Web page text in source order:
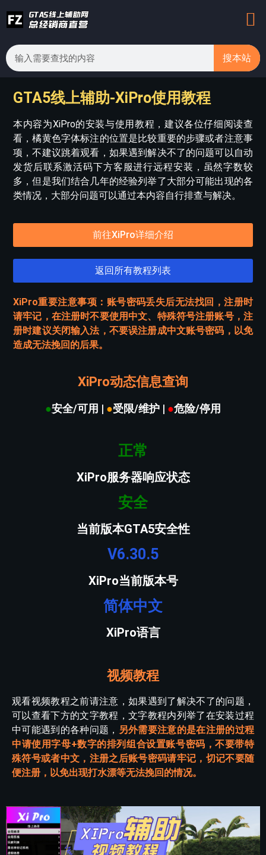
搜本站
GTA5线上辅助-XiPro使用教程
本内容为XiPro的安装与使用教程，建议各位仔细阅读查
看，橘黄色字体标注的位置是比较重要的步骤或者注意事
项，不建议跳着观看，如果遇到解决不了的问题可以自动
发货后联系激活码下方客服进行远程安装，虽然字数较
多，但是我们结合几年的经验列举了大部分可能出现的各
类情况，大部分问题可以通过本内容自行排查与解决。
前往XiPro详细介绍
返回所有教程列表
XiPro重要注意事项：账号密码丢失后无法找回，注册时
请牢记，在注册时不要使用中文、特殊符号注册账号，注
册时建议关闭输入法，不要误注册成中文账号密码，以免
造成无法挽回的后果。
XiPro动态信息查询
●安全/可用 | ●受限/维护 | ●危险/停用
正常
XiPro服务器响应状态
安全
当前版本GTA5安全性
V6.30.5
XiPro当前版本号
简体中文
XiPro语言
视频教程
观看视频教程之前请注意，如果遇到了解决不了的问题，
可以查看下方的文字教程，文字教程内列举了在安装过程
中可能遇到的各种问题， 另外需要注意的是在注册的过程
中请使用字母+数字的排列组合设置账号密码，不要带特
殊符号或者中文，注册之后账号密码请牢记，切记不要随
便注册，以免出现打水漂等无法挽回的情况。